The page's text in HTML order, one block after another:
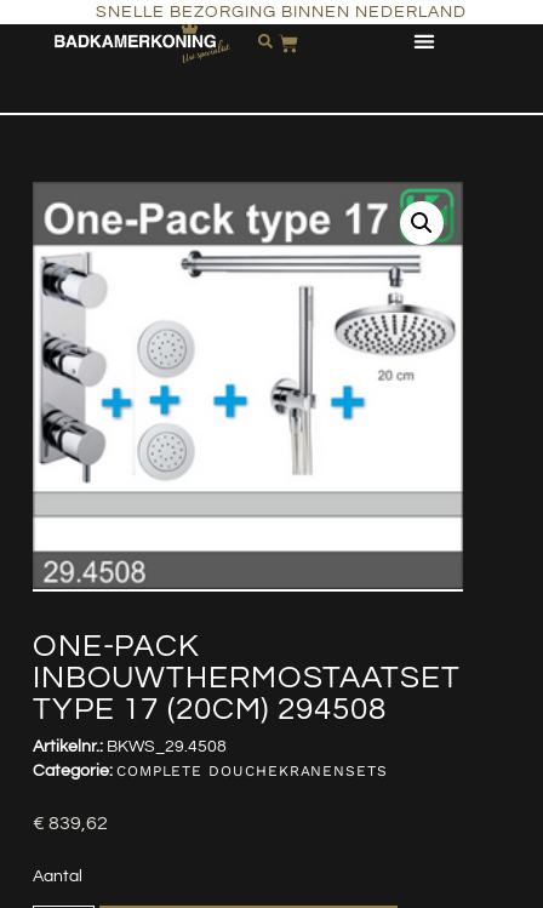
SNELLE BEZORGING BINNEN NEDERLAND
ONE-PACK
INBOUWTHERMOSTAATSET
TYPE 17 (20CM) 294508
Artikelnr.: BKWS_29.4508
Categorie: COMPLETE DOUCHEKRANENSETS
€ 839,62
Aantal